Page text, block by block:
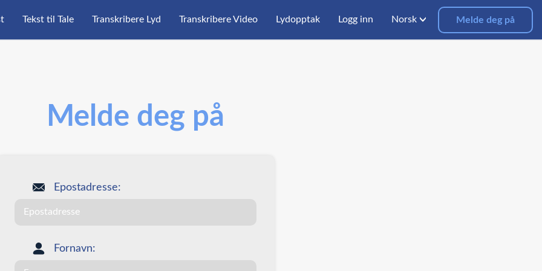
Tekst til Tale Transkribere Lyd Transkribere Video Lydopptak Logg inn Norsk Melde deg på
Melde deg på
Epostadresse:
Fornavn: